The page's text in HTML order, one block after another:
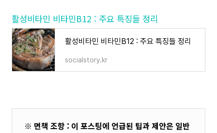
활성비타민 비타민B12 : 주요 특징들 정리
활성비타민 비타민B12 : 주요 특징들 정리
socialstory.kr
※ 면책 조항 : 이 포스팅에 언급된 팁과 제안은 일반